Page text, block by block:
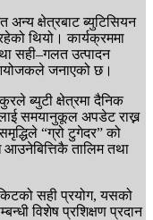
अन्य क्षेत्रबाट ब्युटिसियन
थियो। कार्यक्रममा
सही–गलत उत्पादन
आयोजकले जनाएको छ।
ब्युटी क्षेत्रमा दैनिक
समयानुकूल अपडेट राख्न
“ग्रो टुगेदर” को
आउनेबित्तिकै तालिम तथा
सही प्रयोग, यसको
विशेष प्रशिक्षण प्रदान